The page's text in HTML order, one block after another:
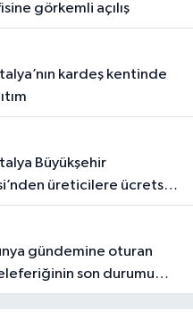
görkemli açılış
üreticilere ücretsiz
son durumu